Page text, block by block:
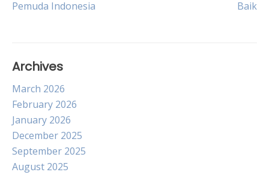
navigation
Pemuda Indonesia
Baik
Archives
March 2026
February 2026
January 2026
December 2025
September 2025
August 2025